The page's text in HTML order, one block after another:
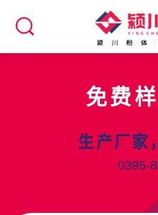
免费
生产厂家
0395-